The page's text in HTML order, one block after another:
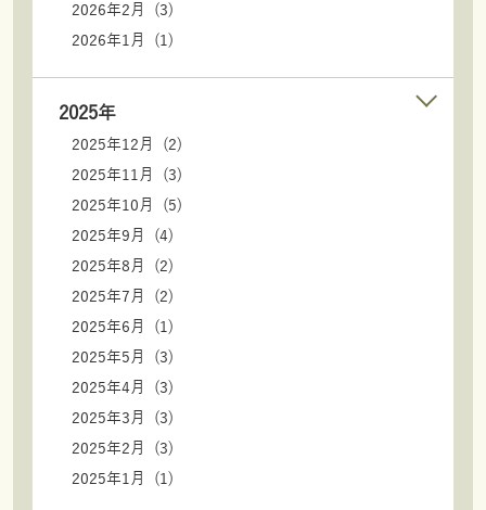
2026年2月 (3)
2026年1月 (1)
2025年
2025年12月 (2)
2025年11月 (3)
2025年10月 (5)
2025年9月 (4)
2025年8月 (2)
2025年7月 (2)
2025年6月 (1)
2025年5月 (3)
2025年4月 (3)
2025年3月 (3)
2025年2月 (3)
2025年1月 (1)